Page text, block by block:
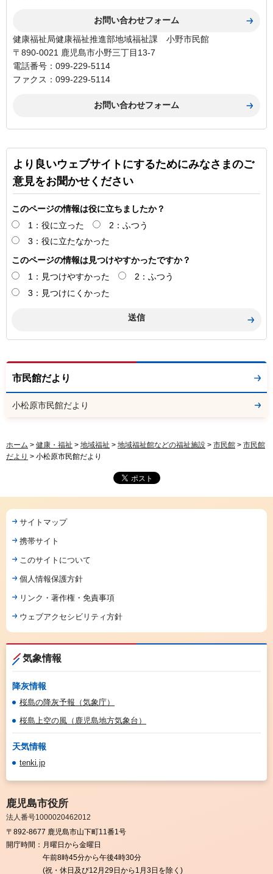
健康福祉局健康福祉推進部地域福祉課 小野市民館
〒890-0021 鹿児島市小野三丁目13-7
電話番号：099-229-5114
ファクス：099-229-5114
より良いウェブサイトにするためにみなさまのご
意見をお聞かせください
このページの情報は役に立ちましたか？
1：役に立った
2：ふつう
3：役に立たなかった
このページの情報は見つけやすかったですか？
1：見つけやすかった
2：ふつう
3：見つけにくかった
市民館だより
小松原市民館だより
ホーム > 健康・福祉 > 地域福祉 > 地域福祉館などの福祉施設 > 市民館 > 市民館
だより > 小松原市民館だより
サイトマップ
携帯サイト
このサイトについて
個人情報保護方針
リンク・著作権・免責事項
ウェブアクセシビリティ方針
気象情報
降灰情報
桜島の降灰予報（気象庁）
桜島上空の風（鹿児島地方気象台）
天気情報
tenki.jp
鹿児島市役所
法人番号1000020462012
〒892-8677 鹿児島市山下町11番1号
開庁時間： 月曜日から金曜日
午前8時45分から午後4時30分
(祝・休日及び12月29日から1月3日を除く)